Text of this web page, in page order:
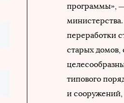
программы», —
переработки
старых домов,
типового
и